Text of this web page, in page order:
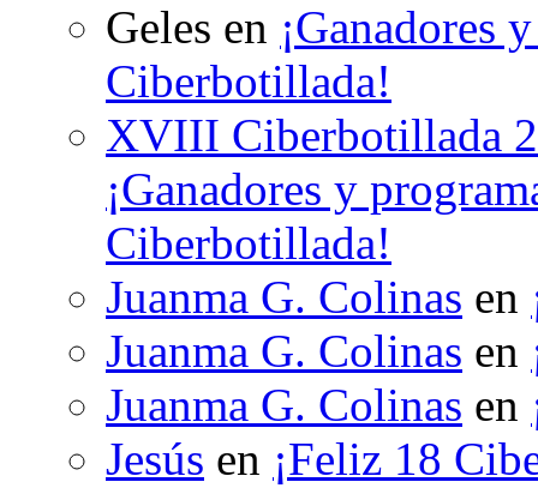
Geles en ¡Ganadores
Ciberbotillada!
XVIII Ciberbotillada
¡Ganadores y
Ciberbotillada!
Juanma G. Colinas en
Juanma G. Colinas en
Juanma G. Colinas en
Jesús en ¡Feliz 18